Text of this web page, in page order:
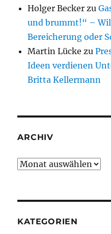
Holger Becker zu
und brummt!“ –
Bereicherung oder
Martin Lücke zu
Ideen verdienen
Britta Kellermann
ARCHIV
Archiv
KATEGORIEN